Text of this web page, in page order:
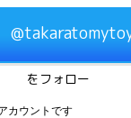
をフォロー
カウントです